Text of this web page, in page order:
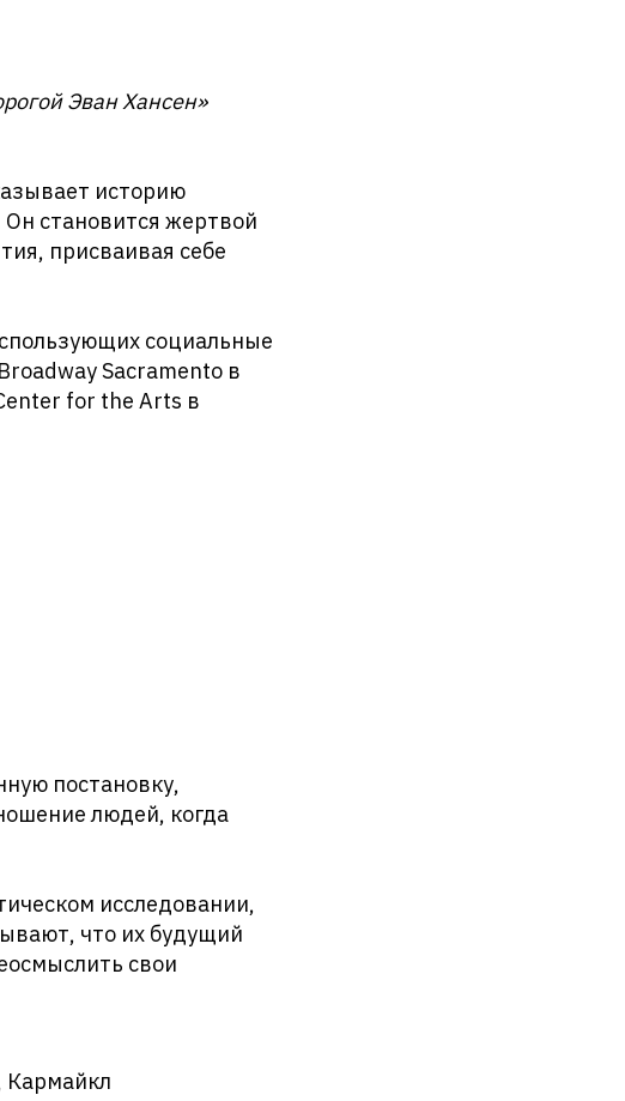
Эван Хансен»
историю
становится жертвой
присваивая себе
социальные
Sacramento в
for the Arts в
постановку,
людей, когда
исследовании,
что их будущий
свои
Кармайкл